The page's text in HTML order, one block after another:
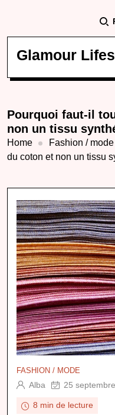
Glamour
Pourquoi faut-il
non un tissu
Home Fashion / mode
du coton et non un tissu
FASHION / MODE
Alba 25
8 min de lecture